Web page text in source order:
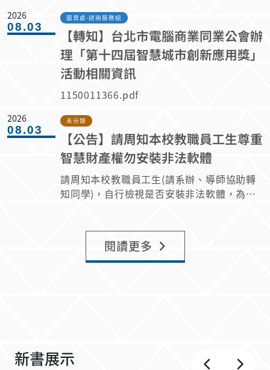
時交辦事項。 五、待遇 依學校規定，時薪
196元，享勞健保。
校內IP範圍請選擇IP自動登入 校外請選擇合
作平台登入→輸入校務行政系統帳號密碼認證
不限時間、地點，上限30組觀看 歡迎師生多
加利用
2026
08.03
圖資處-諮詢服務組
【轉知】台北市電腦商業同業公會辦
理「第十四屆智慧城市創新應用獎」
活動相關資訊
1150011366.pdf
2026
08.03
未分類
【公告】請周知本校教職員工生尊重
智慧財產權勿安裝非法軟體
請周知本校教職員工生(請系辦、導師協助轉
知同學)，自行檢視是否安裝非法軟體，為尊
智慧財產權專區 檢附本校採購之教職員工生
校園授權軟體清單。 圖書資訊處 敬啟
115.8.3
閱讀更多
新書展示